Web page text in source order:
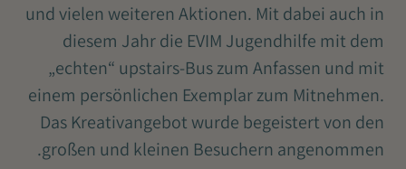
und vielen weiteren Aktionen. Mit dabei auch in
diesem Jahr die EVIM Jugendhilfe mit dem
„echten“ upstairs-Bus zum Anfassen und mit
einem persönlichen Exemplar zum Mitnehmen.
Das Kreativangebot wurde begeistert von den
großen und kleinen Besuchern angenommen.